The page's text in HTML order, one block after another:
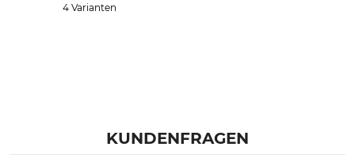
4 Varianten
KUNDENFRAGEN